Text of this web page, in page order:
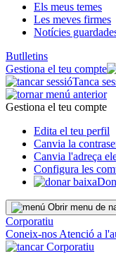
Els meus temes
Les meves firmes
Notícies
Butlletins
Gestiona el teu compte
Tanca
Gestiona el teu compte
Edita el teu perfil
Canvia la
Canvia l'adreça
Configura les
Obrir menu de
Corporatiu
Coneix-nos Atenció a
Corporatiu